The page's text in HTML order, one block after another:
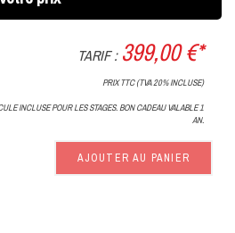
TARIF : 399,00 €*
PRIX TTC (TVA 20% INCLUSE)
INCLUSE POUR LES STAGES. BON CADEAU VALABLE 1
AN.
AJOUTER AU PANIER